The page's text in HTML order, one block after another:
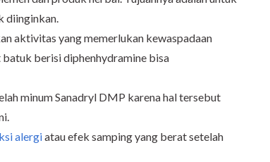
diinginkan.
aktivitas yang memerlukan kewaspadaan
berisi diphenhydramine bisa
minum Sanadryl DMP karena hal tersebut
alergiatau efek samping yang berat setelah